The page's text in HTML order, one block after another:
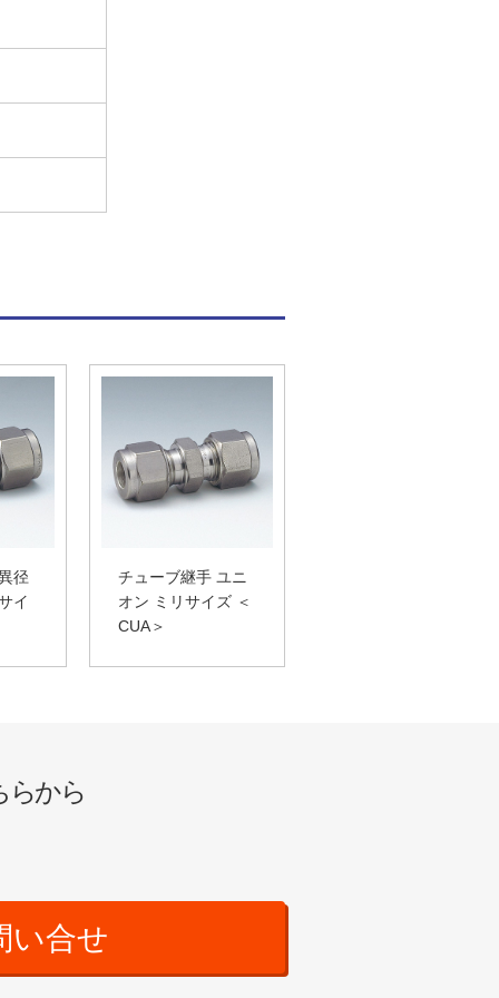
径
イ
チューブ継手 ユニ
オン ミリサイズ ＜
CUA＞
らから
い合せ